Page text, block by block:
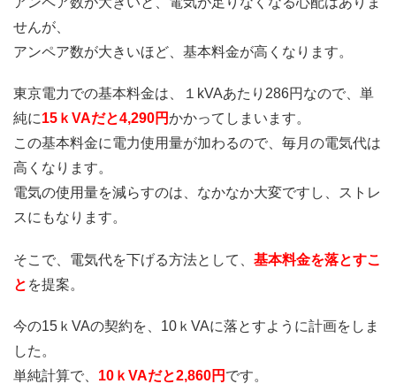
せんが、
アンペア数が大きいほど、基本料金が高くなります。
東京電力での基本料金は、１kVAあたり286円なので、単
純に15ｋVAだと4,290円かかってしまいます。
この基本料金に電力使用量が加わるので、毎月の電気代は
高くなります。
電気の使用量を減らすのは、なかなか大変ですし、ストレ
スにもなります。
そこで、電気代を下げる方法として、 基本料金を落とすこ
と を提案。
今の15ｋVAの契約を、10ｋVAに落とすように計画をしま
した。
単純計算で、 10ｋVAだと2,860円 です。